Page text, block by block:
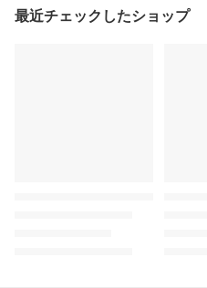
最近チェックしたショップ